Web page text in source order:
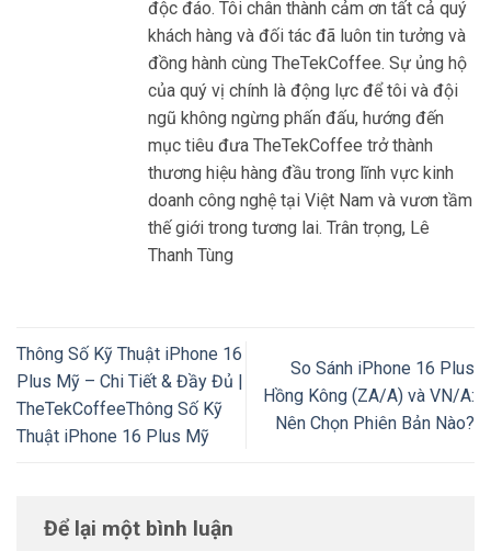
độc đáo. Tôi chân thành cảm ơn tất cả quý
khách hàng và đối tác đã luôn tin tưởng và
đồng hành cùng TheTekCoffee. Sự ủng hộ
của quý vị chính là động lực để tôi và đội
ngũ không ngừng phấn đấu, hướng đến
mục tiêu đưa TheTekCoffee trở thành
thương hiệu hàng đầu trong lĩnh vực kinh
doanh công nghệ tại Việt Nam và vươn tầm
thế giới trong tương lai. Trân trọng, Lê
Thanh Tùng
Thông Số Kỹ Thuật iPhone 16
Plus Mỹ – Chi Tiết & Đầy Đủ |
TheTekCoffeeThông Số Kỹ
Thuật iPhone 16 Plus Mỹ
So Sánh iPhone 16 Plus
Hồng Kông (ZA/A) và VN/A:
Nên Chọn Phiên Bản Nào?
Để lại một bình luận